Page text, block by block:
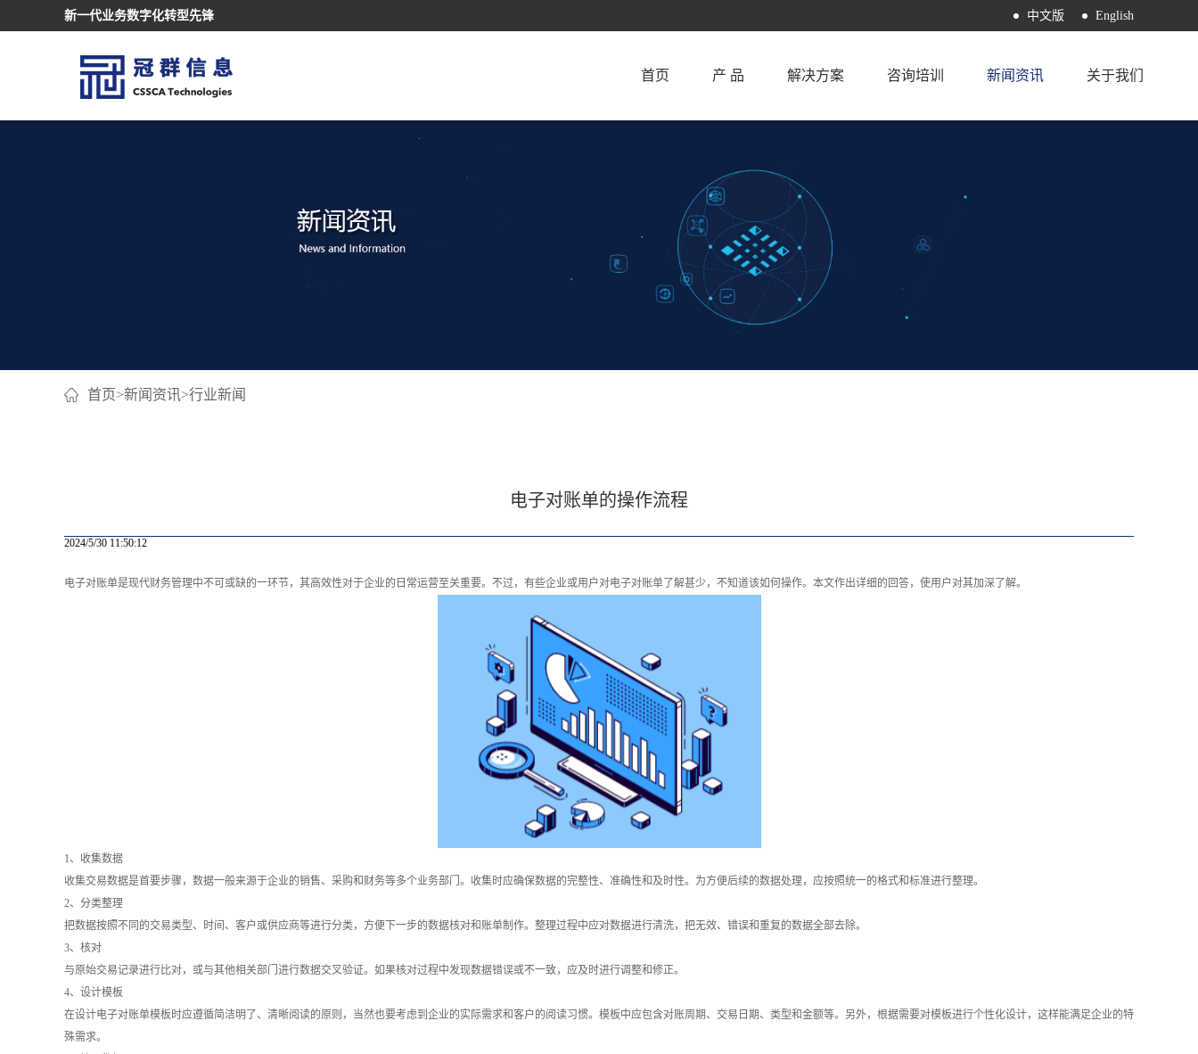
新一代业务数字化转型先锋 中文版 English
首页 产 品 解决方案 咨询培训 新闻资讯 关于我们
首页>新闻资讯>行业新闻
电子对账单的操作流程
2024/5/30 11:50:12
电子对账单是现代财务管理中不可或缺的一环节，其高效性对于企业的日常运营至关重要。不过，有些企业或用户对电子对账单了解甚少，不知道该如何操作。本文作出详细的回答，使用户对其加深了解。
1、收集数据
收集交易数据是首要步骤，数据一般来源于企业的销售、采购和财务等多个业务部门。收集时应确保数据的完整性、准确性和及时性。为方便后续的数据处理，应按照统一的格式和标准进行整理。
2、分类整理
把数据按照不同的交易类型、时间、客户或供应商等进行分类，方便下一步的数据核对和账单制作。整理过程中应对数据进行清洗，把无效、错误和重复的数据全部去除。
3、核对
与原始交易记录进行比对，或与其他相关部门进行数据交叉验证。如果核对过程中发现数据错误或不一致，应及时进行调整和修正。
4、设计模板
在设计电子对账单模板时应遵循简洁明了、清晰阅读的原则，当然也要考虑到企业的实际需求和客户的阅读习惯。模板中应包含对账周期、交易日期、类型和金额等。另外，根据需要对模板进行个性化设计，这样能满足企业的特
殊需求。